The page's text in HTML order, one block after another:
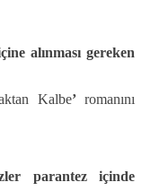
alınması gereken
Kalbe’romanını
parantez içinde